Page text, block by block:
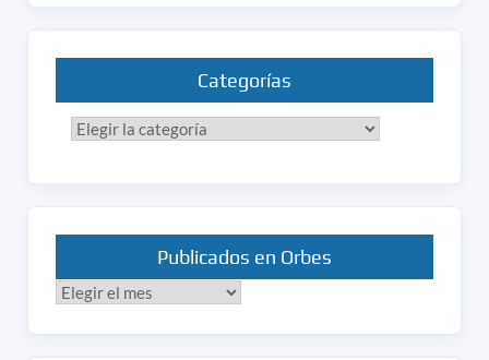
Categorías
Categorías
Publicados en Orbes
Publicados